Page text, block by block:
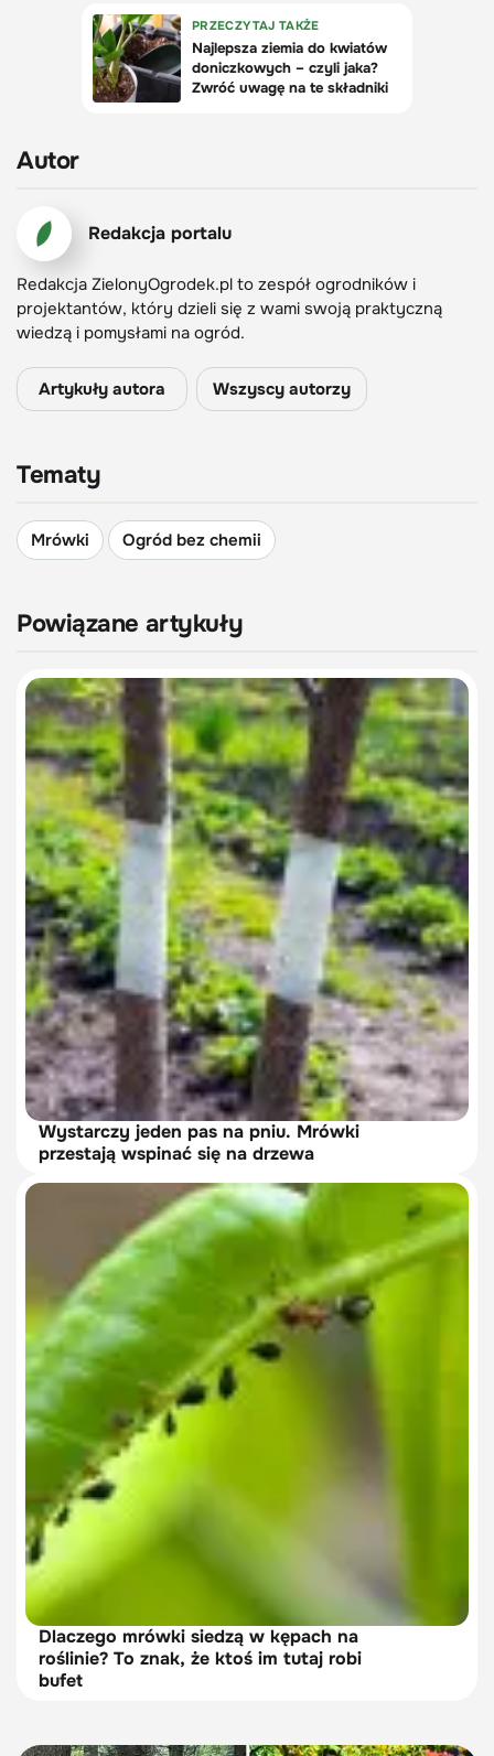
Autor
Redakcja portalu
Redakcja ZielonyOgrodek.pl to zespół ogrodników i
projektantów, który dzieli się z wami swoją praktyczną
wiedzą i pomysłami na ogród.
Artykuły autora Wszyscy autorzy
Tematy
Mrówki Ogród bez chemii
Powiązane artykuły
Wystarczy jeden pas na pniu. Mrówki
przestają wspinać się na drzewa
Dlaczego mrówki siedzą w kępach na
roślinie? To znak, że ktoś im tutaj robi
bufet